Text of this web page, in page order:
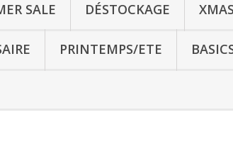
SALE DÉSTOCKAGE
PRINTEMPS/ETE